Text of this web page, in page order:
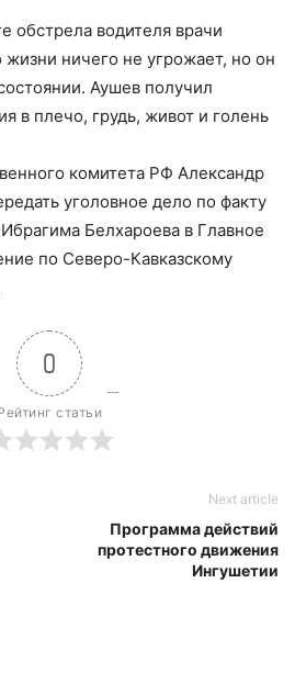
обстрела водителя врачи
ничего не угрожает, но он
Аушев получил
в плечо, грудь, живот и голень
комитета РФ Александр
уголовное дело по факту
Белхароева в Главное
по Северо-Кавказскому
0
статьи
Next article
Программа действий
протестного движения
Ингушетии